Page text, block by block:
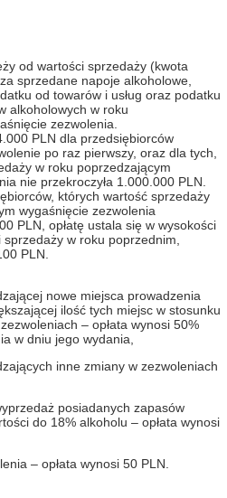
od wartości sprzedaży (kwota
sprzedane napoje alkoholowe,
od towarów i usług oraz podatku
alkoholowych w roku
zezwolenia.
PLN dla przedsiębiorców
po raz pierwszy, oraz dla tych,
w roku poprzedzającym
nie przekroczyła 1.000.000 PLN.
których wartość sprzedaży
wygaśnięcie zezwolenia
PLN, opłatę ustala się w wysokości
w roku poprzednim,
PLN.
nowe miejsca prowadzenia
ilość tych miejsc w stosunku
– opłata wynosi 50%
w dniu jego wydania,
inne zmiany w zezwoleniach
posiadanych zapasów
do 18% alkoholu – opłata wynosi
– opłata wynosi 50 PLN.